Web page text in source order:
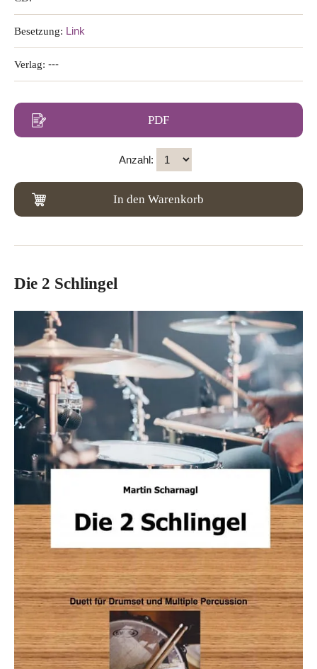
Besetzung: Link
Verlag: ---
PDF
Anzahl:
In den Warenkorb
Die 2 Schlingel